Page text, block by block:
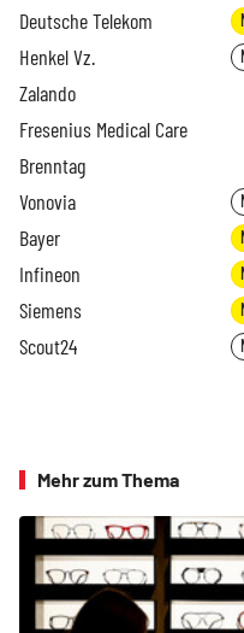
Deutsche Telekom
Henkel Vz.
Zalando
Fresenius Medical Care
Brenntag
Vonovia
Bayer
Infineon
Siemens
Scout24
Mehr zum Thema